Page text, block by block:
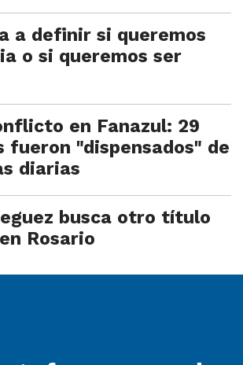
a definir si queremos
o si queremos ser
en Fanazul: 29
fueron "dispensados" de
diarias
busca otro título
Rosario